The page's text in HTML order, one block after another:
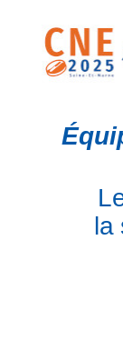
contenu
la